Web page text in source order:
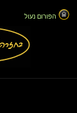
הפורום נעול